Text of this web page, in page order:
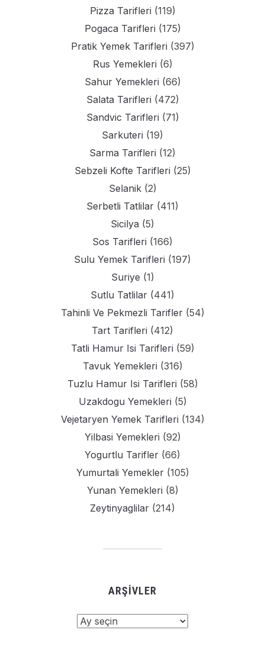
Pizza Tarifleri (119)
Pogaca Tarifleri (175)
Pratik Yemek Tarifleri (397)
Rus Yemekleri (6)
Sahur Yemekleri (66)
Salata Tarifleri (472)
Sandvic Tarifleri (71)
Sarkuteri (19)
Sarma Tarifleri (12)
Sebzeli Kofte Tarifleri (25)
Selanik(2)
Serbetli Tatlilar (411)
Sicilya (5)
Sos Tarifleri (166)
Sulu Yemek Tarifleri (197)
Suriye (1)
Sutlu Tatlilar (441)
Tahinli Ve Pekmezli Tarifler(54)
Tart Tarifleri (412)
Tatli Hamur Isi Tarifleri (59)
Tavuk Yemekleri (316)
Tuzlu Hamur Isi Tarifleri (58)
Uzakdogu Yemekleri (5)
Vejetaryen Yemek Tarifleri (134)
Yilbasi Yemekleri (92)
Yogurtlu Tarifler (66)
Yumurtali Yemekler(105)
Yunan Yemekleri (8)
Zeytinyaglilar (214)
ARŞIVLER